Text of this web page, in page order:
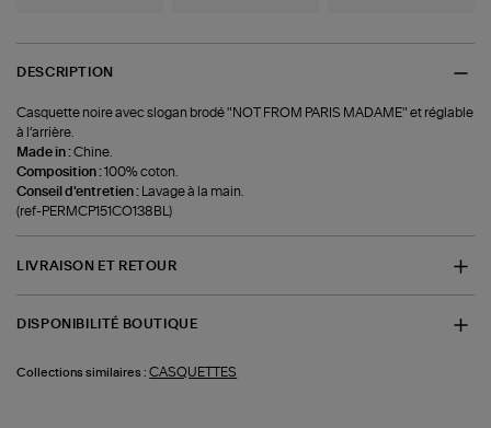
DESCRIPTION
Casquette noire avec slogan brodé "NOT FROM PARIS MADAME" et réglable
à l’arrière.
Made in :Chine.
Composition :100% coton.
Conseil d'entretien :
Lavage à la main.
(ref-PERMCP151CO138BL)
LIVRAISON ET RETOUR
DISPONIBILITÉ BOUTIQUE
Collections similaires : CASQUETTES